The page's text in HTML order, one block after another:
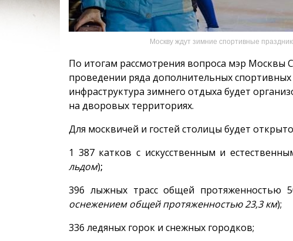
Москву ждут зимние спортивные
По итогам рассмотрения вопроса мэр Москвы
проведении ряда дополнительных
инфраструктура зимнего отдыха будет
на дворовых территориях.
Для москвичей и гостей столицы будет открыто
1 387 катков с искусственным и
льдом);
396 лыжных трасс общей протяженностью
оснежением общей протяженностью 23,3 км);
336 ледяных горок и снежных городков;